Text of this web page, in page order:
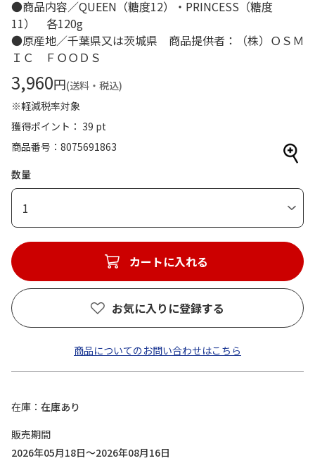
●商品内容／QUEEN（糖度12）・PRINCESS（糖度
11） 各120g
●原産地／千葉県又は茨城県 商品提供者：（株）ＯＳＭ
ＩＣ ＦＯＯＤＳ
3,960円(送料・税込)
※軽減税率対象
獲得ポイント： 39 pt
商品番号
8075691863
数量
1
カートに入れる
お気に入りに登録する
商品についてのお問い合わせはこちら
在庫
在庫あり
販売期間
2026年05月18日～2026年08月16日